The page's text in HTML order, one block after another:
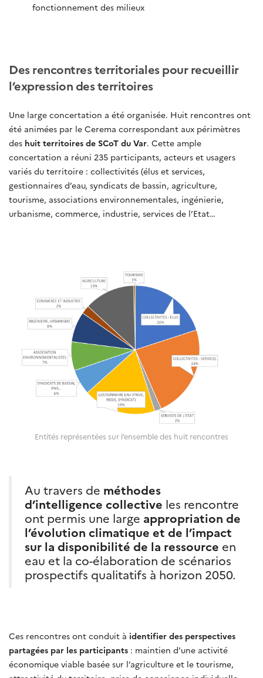
fonctionnement des milieux
Des rencontres territoriales pour recueillir
l’expression des territoires
Une large concertation a été organisée. Huit rencontres ont
été animées par le Cerema correspondant aux périmètres
des huit territoires de SCoT du Var. Cette ample
concertation a réuni 235 participants, acteurs et usagers
variés du territoire : collectivités (élus et services,
gestionnaires d’eau, syndicats de bassin, agriculture,
tourisme, associations environnementales, ingénierie,
urbanisme, commerce, industrie, services de l’Etat…
Entités représentées sur l’ensemble des huit rencontres
Au travers de méthodes
d’intelligence collective les rencontre
ont permis une large appropriation de
l’évolution climatique et de l’impact
sur la disponibilité de la ressource en
eau et la co-élaboration de scénarios
prospectifs qualitatifs à horizon 2050.
Ces rencontres ont conduit à identifier des perspectives
partagées par les participants : maintien d’une activité
économique viable basée sur l’agriculture et le tourisme,